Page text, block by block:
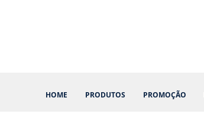
HOME PRODUTOS PROMOÇÃO